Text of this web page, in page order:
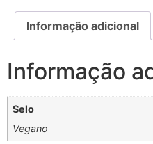
Informação adicional
Informação
Selo
Vegano